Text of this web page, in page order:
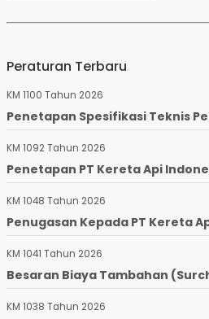
Peraturan Terbaru
KM 1100 Tahun 2026
Penetapan Spesifikasi Teknis
KM 1092 Tahun 2026
Penetapan PT Kereta Api
KM 1048 Tahun 2026
Penugasan Kepada PT Kereta
KM 1041 Tahun 2026
Besaran Biaya Tambahan
KM 1038 Tahun 2026